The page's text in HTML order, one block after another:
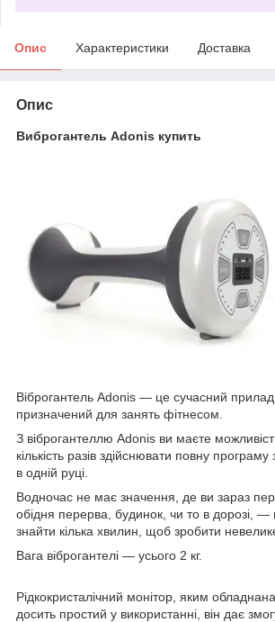
Опис Характеристики Доставка
Опис
Виброгантель Adonis купить
Віброгантель Adonis — це сучасний
призначений для занять фітнесом.
З віброгантеллю Adonis ви маєте
кількість разів здійснювати повну
в одній руці.
Водночас не має значення, де ви зараз
обідня перерва, будинок, чи то в дорозі,
знайти кілька хвилин, щоб зробити
Вага віброгантелі — усього 2 кг.
Рідкокристалічний монітор, яким обладнана
досить простий у використанні, він дає